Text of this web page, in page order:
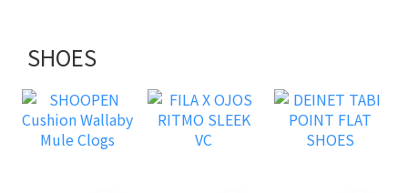
SHOES